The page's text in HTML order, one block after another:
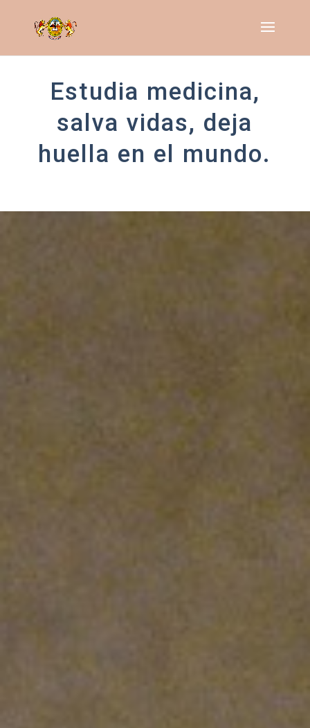
Estudia medicina,
salva vidas, deja
huella en el mundo.